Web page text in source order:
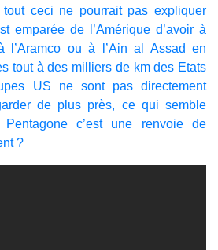
ceci ne pourrait pas expliquer
emparée de l’Amérique d’avoir à
l’Aramco ou à l’Ain al Assad en
tout à des milliers de km des Etats
US ne sont pas directement
de plus près, ce qui semble
c’est une renvoie de
?